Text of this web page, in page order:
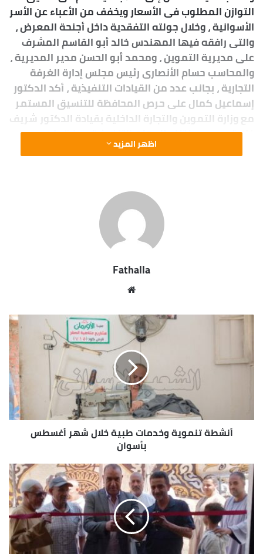
التوازن المطلوب فى الأسعار ويخفف من الأعباء عن الأسر
الأسوانية ، وخلال جولته التفقدية داخل أجنحة المعرض ،
والتى رافقه فيها المهندس خالد أبو القاسم المشرف
على مديرية التموين ، ومحمد أبو الحسن مدير المديرية ،
والمحاسب حسام الأنصارى رئيس مجلس إدارة الغرفة
التجارية ، بجانب عدد من القيادات التنفيذية ، أكد الدكتور
إسماعيل كمال على حرص المحافظة للتنسيق المستمر
مع وزارة التموين والتجارة الداخلية بقيادة الدكتور شريف
فاروق ، ومع مختلف الجهات التنفيذية ومنظمات
ومؤسسات المجتمع المدنى لمواصلة تنظيم وإفتتاح
يضم كافة الأدوات المدرسية التى تناسب جميع المراحل
التعليمية والأعمار السنية ، فضلاً عن قسم مخصص لعرض
السلع والمواد الغذائية الذى تنظمه الشركة المصرية
لتجارة الجملة حيث تم التنسيق المسبق مع العارضين من
وبأسعار مناسبة ، وأشار المحافظ إلى أن المعرض يفتح
أبوابه للجمهور على مدار اليوم ، مناشداً الأهالى بضرورة
الشرائية المتاحة لكافة المنتجات المعروضة به ضمن
المبادرات المتتالية التى تنفذها أجهزة الدولة بما
ينعكس بالإيجاب على مصلحة المواطن .
اظهر المزيد
Fathalla
الوي
أنشطة تنموية وخدمات طبية خلال شهر أغسطس
بأسوان